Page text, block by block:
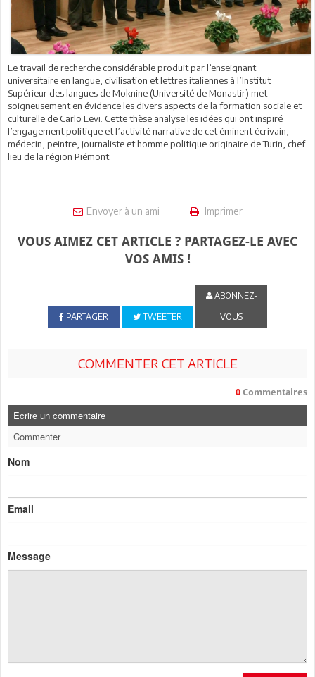
Le travail de recherche considérable produit par l’enseignant
universitaire en langue, civilisation et lettres italiennes à l’Institut
Supérieur des langues de Moknine (Université de Monastir) met
soigneusement en évidence les divers aspects de la formation sociale et
culturelle de Carlo Levi. Cette thèse analyse les idées qui ont inspiré
l’engagement politique et l’activité narrative de cet éminent écrivain,
médecin, peintre, journaliste et homme politique originaire de Turin, chef
lieu de la région Piémont.
Envoyer à un ami Imprimer
VOUS AIMEZ CET ARTICLE ? PARTAGEZ-LE AVEC
VOS AMIS !
PARTAGER TWEETER
ABONNEZ-
VOUS
COMMENTER CET ARTICLE
0 Commentaires
Ecrire un commentaire
Commenter
Nom
Email
Message